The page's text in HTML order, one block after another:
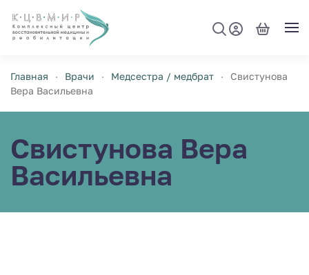
Перейти к содержимому
Главная Врачи Медсестра / медбрат
Свистунова
Вера Васильевна
Свистунова Вера
Васильевна